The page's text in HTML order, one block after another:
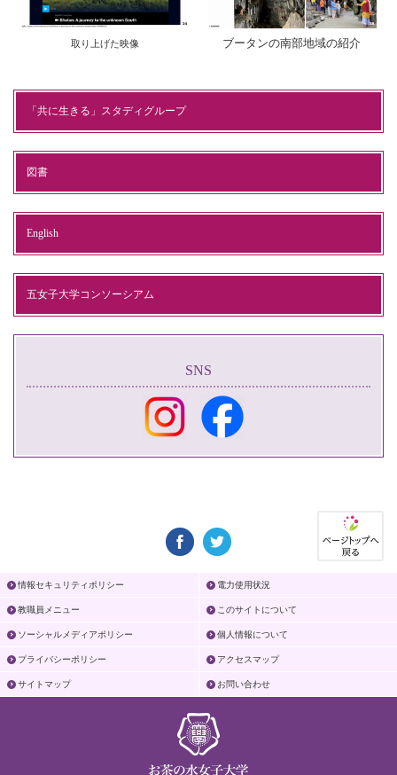
取り上げた映像 ブータンの南部地域の紹介
「共に生きる」スタディグループ
図書
English
五女子大学コンソーシアム
SNS
情報セキュリティポリシー 電力使用状況
教職員メニュー このサイトについて
ソーシャルメディアポリシー 個人情報について
プライバシーポリシー アクセスマップ
サイトマップ お問い合わせ